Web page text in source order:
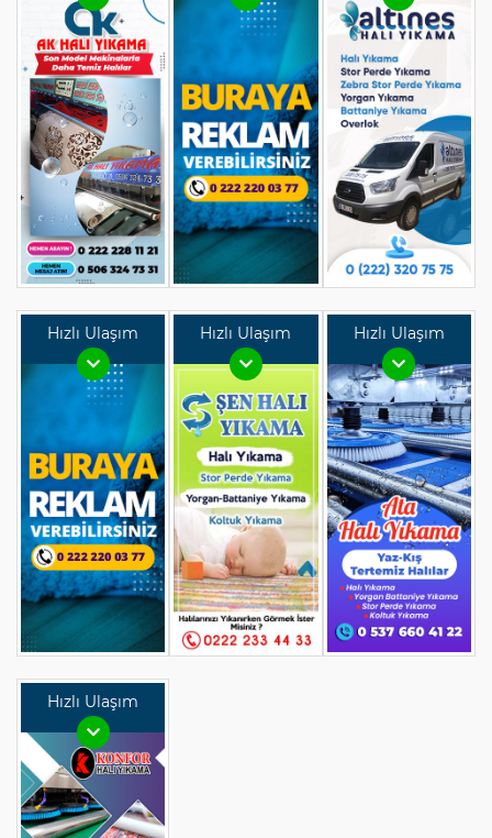
Hızlı Ulaşım Hızlı Ulaşım Hızlı Ulaşım
Hızlı Ulaşım